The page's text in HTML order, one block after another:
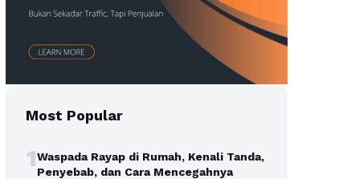
Most Popular
1Waspada Rayap di Rumah, Kenali Tanda,
Penyebab, dan Cara Mencegahnya